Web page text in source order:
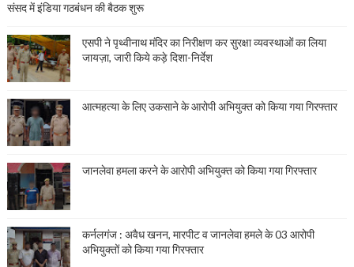
संसद में इंडिया गठबंधन की बैठक शुरू
एसपी ने पृथ्वीनाथ मंदिर का निरीक्षण कर सुरक्षा व्यवस्थाओं का लिया
जायज़ा, जारी किये कड़े दिशा-निर्देश
आत्महत्या के लिए उकसाने के आरोपी अभियुक्त को किया गया गिरफ्तार
जानलेवा हमला करने के आरोपी अभियुक्त को किया गया गिरफ्तार
कर्नलगंज : अवैध खनन, मारपीट व जानलेवा हमले के 03 आरोपी
अभियुक्तों को किया गया गिरफ्तार